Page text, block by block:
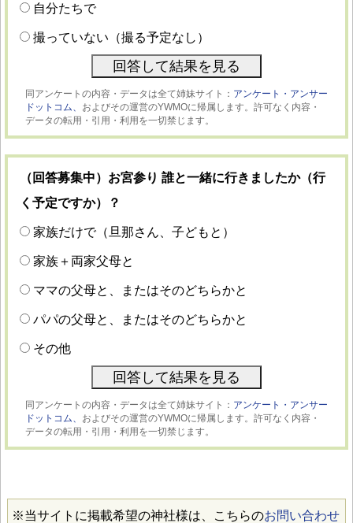
自分たちで
撮っていない（撮る予定なし）
同アンケートの内容・データは全て姉妹サイト： アンケート・アンサー
ドットコム、 およびその運営のYWMOに帰属します。許可なく内容・
データの転用・引用・利用を一切禁じます。
（回答募集中）お宮参り 誰と一緒に行きましたか（行
く予定ですか）？
家族だけで（旦那さん、子どもと）
家族＋両家父母と
ママの父母と、またはそのどちらかと
パパの父母と、またはそのどちらかと
その他
同アンケートの内容・データは全て姉妹サイト： アンケート・アンサー
ドットコム、 およびその運営のYWMOに帰属します。許可なく内容・
データの転用・引用・利用を一切禁じます。
※当サイトに掲載希望の神社様は、こちらのお問い合わせ